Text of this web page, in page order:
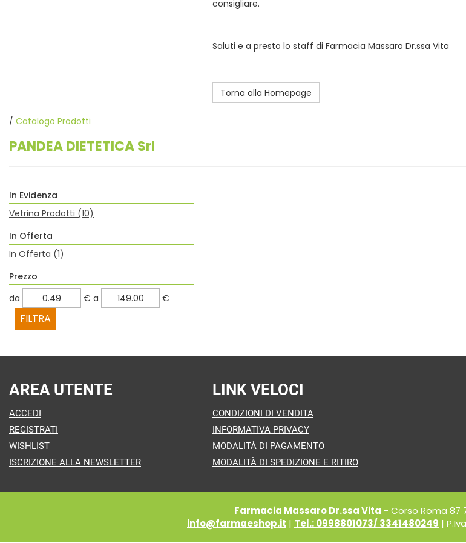
consigliare.
Saluti e a presto lo staff di Farmacia Massaro Dr.ssa Vita
Torna alla Homepage
/ Catalogo Prodotti
PANDEA DIETETICA Srl
In Evidenza
Vetrina Prodotti (10)
In Offerta
In Offerta (1)
Prezzo
filtra
da
da € filtra
a €
AREA UTENTE
ACCEDI
REGISTRATI
WISHLIST
ISCRIZIONE ALLA NEWSLETTER
LINK VELOCI
CONDIZIONI DI VENDITA
INFORMATIVA PRIVACY
MODALITÀ DI PAGAMENTO
MODALITÀ DI SPEDIZIONE E RITIRO
Farmacia Massaro Dr.ssa Vita - Corso Roma 87
info@farmaeshop.it | Tel.: 0998801073/ 3341480249 |